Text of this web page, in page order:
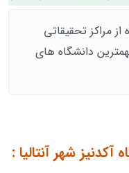
مراکز تحقیقاتی
دانشگاه های
شهر آنتالیا :